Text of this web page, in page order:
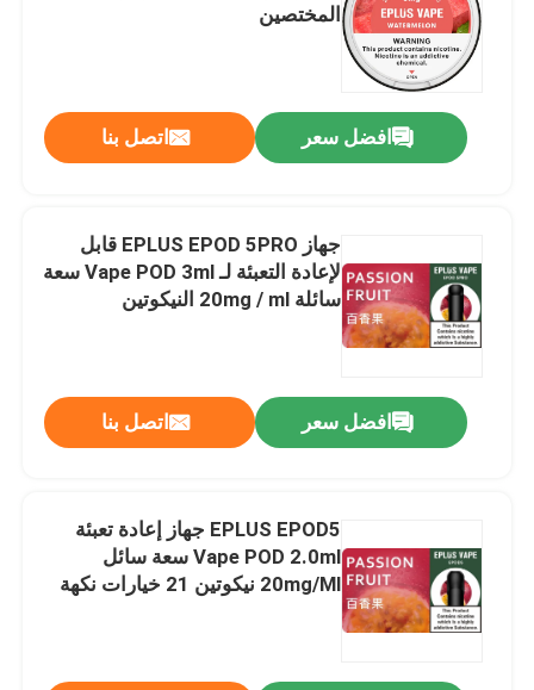
المختصين
افضل سعر اتصل بنا
جهاز EPLUS EPOD 5PRO قابل
لإعادة التعبئة لـ Vape POD 3ml سعة
سائلة 20mg / ml النيكوتين
افضل سعر اتصل بنا
EPLUS EPOD5 جهاز إعادة تعبئة
Vape POD 2.0ml سعة سائل
20mg/Ml نيكوتين 21 خيارات نكهة